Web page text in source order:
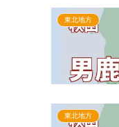
東北地方
東北地方